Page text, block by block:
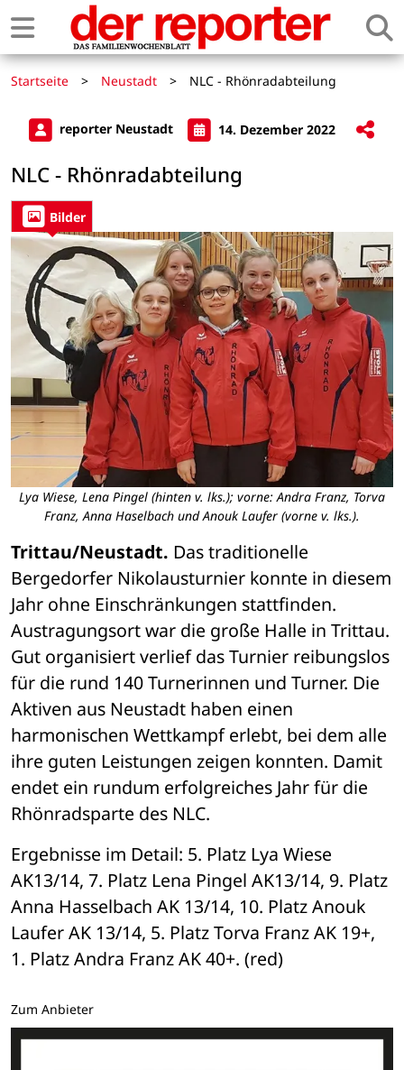
Startseite > Neustadt > NLC - Rhönradabteilung
reporter Neustadt 14. Dezember 2022
NLC - Rhönradabteilung
Bilder
Lya Wiese, Lena Pingel (hinten v. lks.); vorne: Andra Franz, Torva
Franz, Anna Haselbach und Anouk Laufer (vorne v. lks.).
Trittau/Neustadt. Das traditionelle
Bergedorfer Nikolausturnier konnte in diesem
Jahr ohne Einschränkungen stattfinden.
Austragungsort war die große Halle in Trittau.
Gut organisiert verlief das Turnier reibungslos
für die rund 140 Turnerinnen und Turner. Die
Aktiven aus Neustadt haben einen
harmonischen Wettkampf erlebt, bei dem alle
ihre guten Leistungen zeigen konnten. Damit
endet ein rundum erfolgreiches Jahr für die
Rhönradsparte des NLC.
Ergebnisse im Detail: 5. Platz Lya Wiese
AK13/14, 7. Platz Lena Pingel AK13/14, 9. Platz
Anna Hasselbach AK 13/14, 10. Platz Anouk
Laufer AK 13/14, 5. Platz Torva Franz AK 19+,
1. Platz Andra Franz AK 40+. (red)
Zum Anbieter